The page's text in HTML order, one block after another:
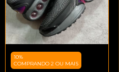
10%
COMPRANDO 2 OU MAIS